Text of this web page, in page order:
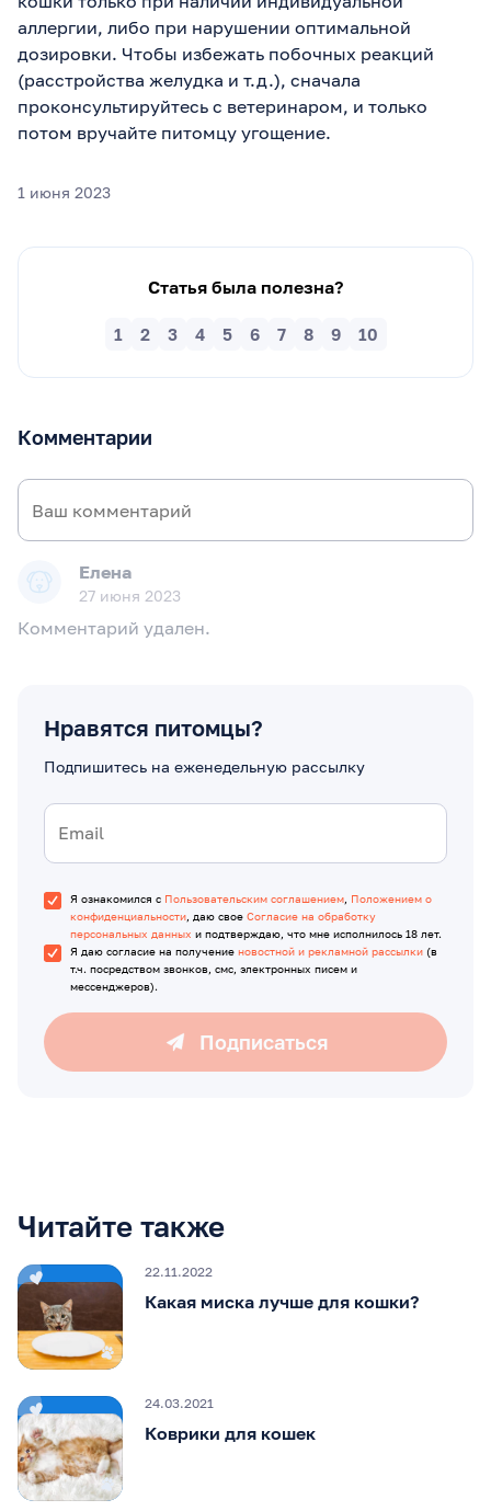
аллергии, либо при нарушении оптимальной
дозировки. Чтобы избежать побочных реакций
(расстройства желудка и т.д.), сначала
проконсультируйтесь с ветеринаром, и только
потом вручайте питомцу угощение.
1 июня 2023
Статья была полезна?
10
9
8
7
6
5
4
3
2
1
Комментарии
Елена
27 июня 2023
Комментарий удален.
Нравятся питомцы?
Подпишитесь на еженедельную рассылку
Я ознакомился с Пользовательским соглашением, Положением о
конфиденциальности, даю свое Согласие на обработку
персональных данных и подтверждаю, что мне исполнилось 18 лет.
Я даю согласие на получение новостной и рекламной рассылки (в
т.ч. посредством звонков, смс, электронных писем и
мессенджеров).
Подписаться
Читайте также
22.11.2022
Какая миска лучше для кошки?
24.03.2021
Коврики для кошек